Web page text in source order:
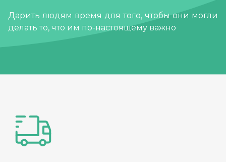
Дарить людям время для того, чтобы они могли
делать то, что им по-настоящему важно